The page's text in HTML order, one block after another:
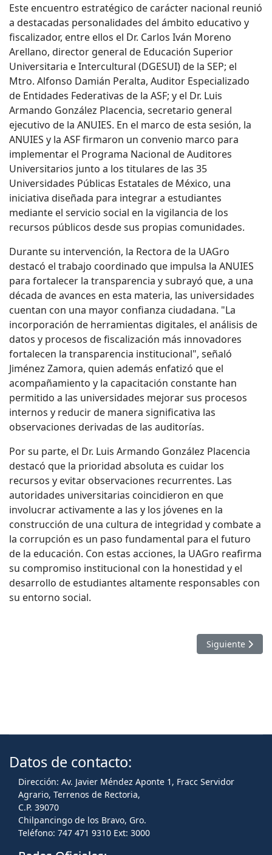
Este encuentro estratégico de carácter nacional reunió
a destacadas personalidades del ámbito educativo y
fiscalizador, entre ellos el Dr. Carlos Iván Moreno
Arellano, director general de Educación Superior
Universitaria e Intercultural (DGESUI) de la SEP; el
Mtro. Alfonso Damián Peralta, Auditor Especializado
de Entidades Federativas de la ASF; y el Dr. Luis
Armando González Placencia, secretario general
ejecutivo de la ANUIES. En el marco de esta sesión, la
ANUIES y la ASF firmaron un convenio marco para
implementar el Programa Nacional de Auditores
Universitarios junto a los titulares de las 35
Universidades Públicas Estatales de México, una
iniciativa diseñada para integrar a estudiantes
mediante el servicio social en la vigilancia de los
recursos públicos desde sus propias comunidades.
Durante su intervención, la Rectora de la UAGro
destacó el trabajo coordinado que impulsa la ANUIES
para fortalecer la transparencia y subrayó que, a una
década de avances en esta materia, las universidades
cuentan con una mayor confianza ciudadana. "La
incorporación de herramientas digitales, el análisis de
datos y procesos de fiscalización más innovadores
fortalecen la transparencia institucional", señaló
Jiménez Zamora, quien además enfatizó que el
acompañamiento y la capacitación constante han
permitido a las universidades mejorar sus procesos
internos y reducir de manera significativa las
observaciones derivadas de las auditorías.
Por su parte, el Dr. Luis Armando González Placencia
destacó que la prioridad absoluta es cuidar los
recursos y evitar observaciones recurrentes. Las
autoridades universitarias coincidieron en que
involucrar activamente a las y los jóvenes en la
construcción de una cultura de integridad y combate a
la corrupción es un paso fundamental para el futuro
de la educación. Con estas acciones, la UAGro reafirma
su compromiso institucional con la honestidad y el
desarrollo de estudiantes altamente responsables con
su entorno social.
Artículo
Siguiente
Datos de contacto:
Dirección: Av. Javier Méndez Aponte 1, Fracc Servidor
Agrario, Terrenos de Rectoria,
C.P. 39070
Chilpancingo de los Bravo, Gro.
Teléfono: 747 471 9310 Ext: 3000